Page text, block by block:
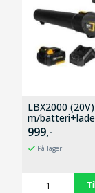
LBX2000 (20V)
m/
999,-
På lager